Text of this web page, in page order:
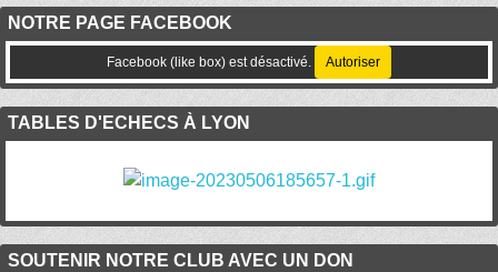
NOTRE PAGE FACEBOOK
Facebook (like box) est désactivé. Autoriser
TABLES D'ECHECS À LYON
SOUTENIR NOTRE CLUB AVEC UN DON